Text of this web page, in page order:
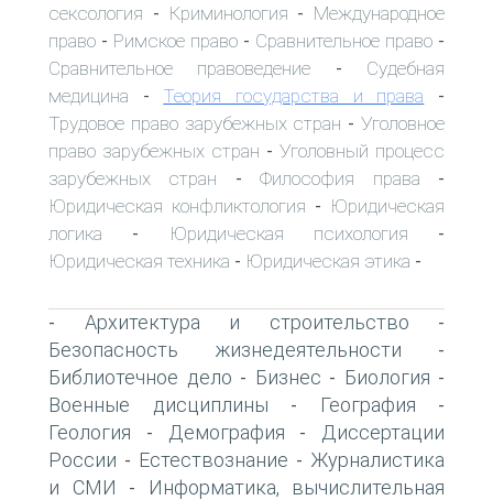
сексология - Криминология - Международное
право - Римское право - Сравнительное право -
Сравнительное правоведение - Судебная
медицина - Теория государства и права -
Трудовое право зарубежных стран -Уголовное
право зарубежных стран - Уголовный процесс
зарубежных стран -Философия права -
Юридическая конфликтология - Юридическая
логика - Юридическая психология -
Юридическая техника - Юридическая этика -
- Архитектура и строительство -
Безопасность жизнедеятельности -
Библиотечное дело - Бизнес - Биология -
Военные дисциплины - География -
Геология - Демография -
Диссертации
России - Естествознание - Журналистика
и СМИ -
Информатика, вычислительная